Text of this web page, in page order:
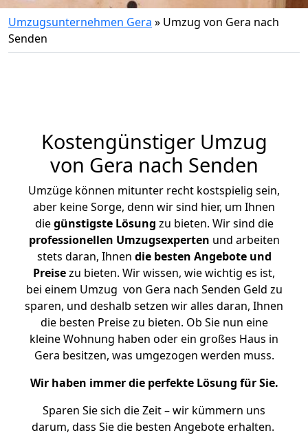
Umzugsunternehmen Gera » Umzug von Gera nach
Senden
Kostengünstiger Umzug
von Gera nach Senden
Umzüge können mitunter recht kostspielig sein,
aber keine Sorge, denn wir sind hier, um Ihnen
diegünstigste Lösung zu bieten. Wir sind die
professionellen Umzugsexperten und arbeiten
stets daran, Ihnen die besten Angebote und
Preisezu bieten. Wir wissen, wie wichtig es ist,
bei einem Umzug von Gera nach Senden Geld zu
sparen, und deshalb setzen wir alles daran, Ihnen
die besten Preise zu bieten. Ob Sie nun eine
kleine Wohnung haben oder ein großes Haus in
Gera besitzen, was umgezogen werden muss.
Wir haben immer die perfekte Lösung für Sie.
Sparen Sie sich die Zeit – wir kümmern uns
darum, dass Sie die besten Angebote erhalten.